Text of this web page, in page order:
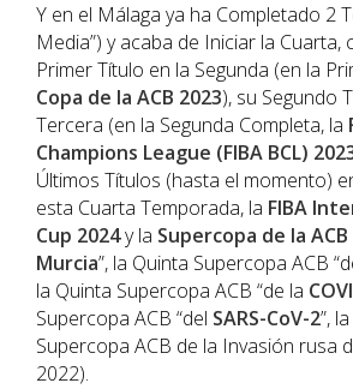
Y en el Málaga ya ha Completado 2
Media”) y acaba de Iniciar la Cuarta,
Primer Título en la Segunda (en la
Copa de la ACB 2023), su Segundo
Tercera (en la Segunda Completa, la
Champions League (FIBA BCL)
Últimos Títulos (hasta el momento)
esta Cuarta Temporada, la FIBA
Cup 2024y la Supercopa de la ACB
Murcia”, la Quinta Supercopa ACB
la Quinta Supercopa ACB “de la
Supercopa ACB “del SARS-CoV-2”,
Supercopa ACB de la Invasión rusa
2022).